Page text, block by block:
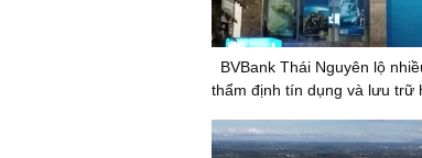
BVBank Thái Nguyên lộ
thẩm định tín dụng và lưu trữ